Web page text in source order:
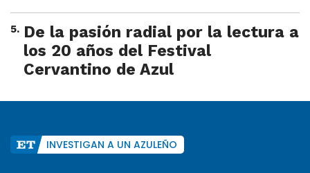
5. De la pasión radial por la lectura a
los 20 años del Festival
Cervantino de Azul
INVESTIGAN A UN AZULEÑO